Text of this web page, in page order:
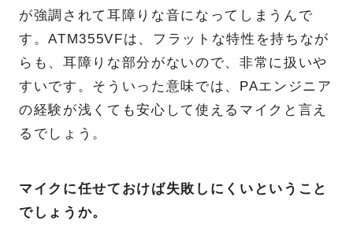
が強調されて耳障りな音になってしまうんで
す。ATM355VFは、フラットな特性を持ちなが
らも、耳障りな部分がないので、非常に扱いや
すいです。そういった意味では、PAエンジニア
の経験が浅くても安心して使えるマイクと言え
るでしょう。
マイクに任せておけば失敗しにくいということ
でしょうか。